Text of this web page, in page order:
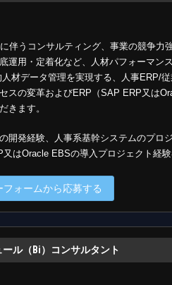
伴うコンサルティング、事業の競争
運用・定着化など、人材パフォーマン
材データ管理を実現する、人事ERP/
スの変革およびERP（SAP ERP又は
きます。
開発経験、人事系基幹システムのプ
はOracle EBSの導入プロジェクト経
ォームから応募する
ール（Bi）コンサルタント